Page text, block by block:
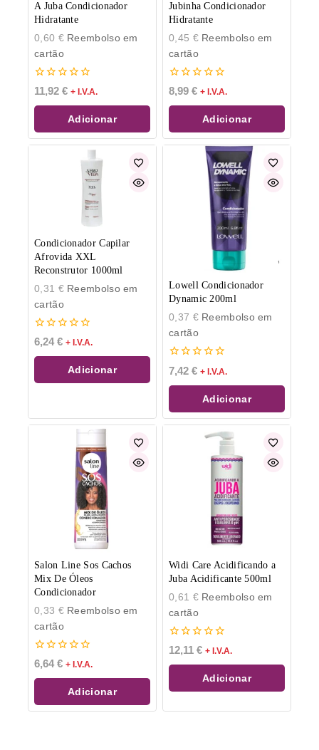
A Juba Condicionador
Hidratante
0,60 €Reembolso em
cartão
0
de
5
11,92 € + I.V.A.
Adicionar
Jubinha Condicionador
Hidratante
0,45 €Reembolso em
cartão
0
de
5
8,99 € + I.V.A.
Adicionar
Condicionador Capilar
Afrovida XXL
Reconstrutor 1000ml
0,31 €Reembolso em
cartão
0
de
5
6,24€ + I.V.A.
Adicionar
Lowell Condicionador
Dynamic 200ml
0,37 €Reembolso em
cartão
0
de
5
7,42 € + I.V.A.
Adicionar
Salon Line Sos Cachos
Mix De Óleos
Condicionador
0,33 €Reembolso em
cartão
0
de
5
6,64€ + I.V.A.
Adicionar
Widi Care Acidificando a
Juba Acidificante 500ml
0,61 €Reembolso em
cartão
0
de
5
12,11 € + I.V.A.
Adicionar